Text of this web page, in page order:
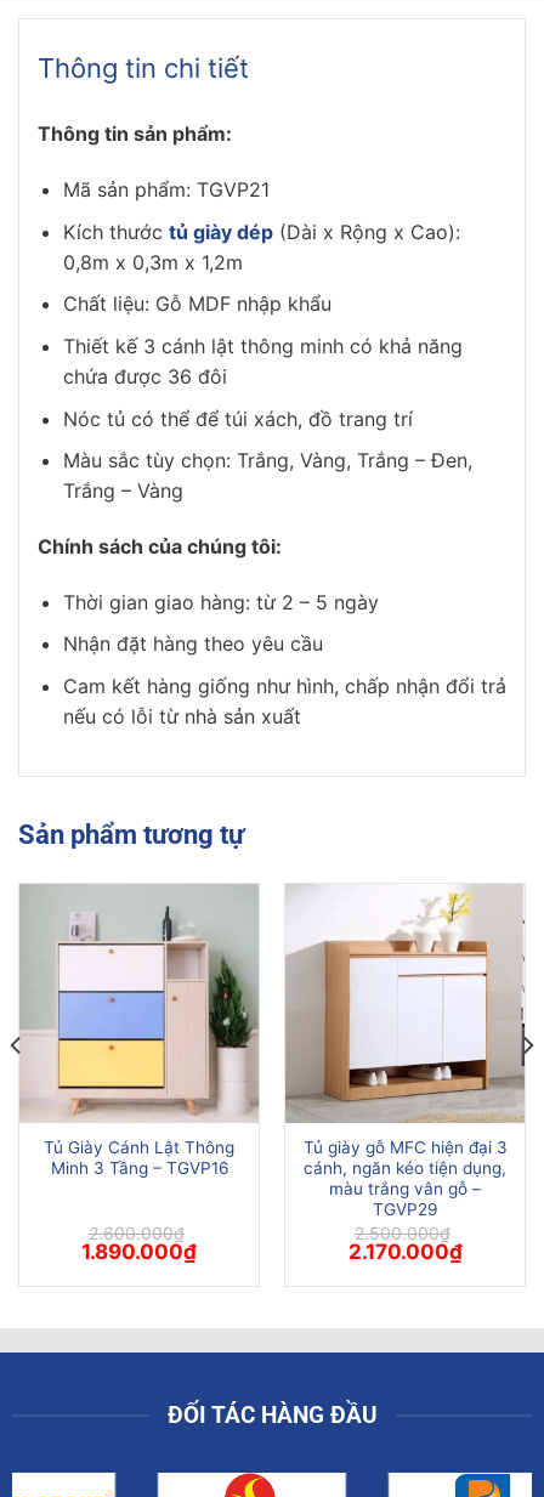
Thông tin chi tiết
Thông tin sản phẩm:
Mã sản phẩm: TGVP21
Kích thước tủ giày dép(Dài x Rộng x Cao):
0,8m x 0,3m x 1,2m
Chất liệu: Gỗ MDF nhập khẩu
Thiết kế 3 cánh lật thông minh có khả năng
chứa được 36 đôi
Nóc tủ có thể để túi xách, đồ trang trí
Màu sắc tùy chọn: Trắng, Vàng, Trắng – Đen,
Trắng – Vàng
Chính sách của chúng tôi:
Thời gian giao hàng: từ 2 – 5 ngày
Nhận đặt hàng theo yêu cầu
Cam kết hàng giống như hình, chấp nhận đổi trả
nếu có lỗi từ nhà sản xuất
Sản phẩm tương tự
Tủ Giày Cánh Lật Thông
Minh 3 Tầng – TGVP16
2.600.000₫
Giá
gốc
là:
1.890.000₫Giá
tại
Tủ giày gỗ MFC hiện đại 3
cánh, ngăn kéo tiện dụng,
màu trắng vân gỗ –
TGVP29
2.500.000₫
Giá
gốc
là:
2.170.000₫Giá
hiện
tại
ĐỐI TÁC HÀNG ĐẦU